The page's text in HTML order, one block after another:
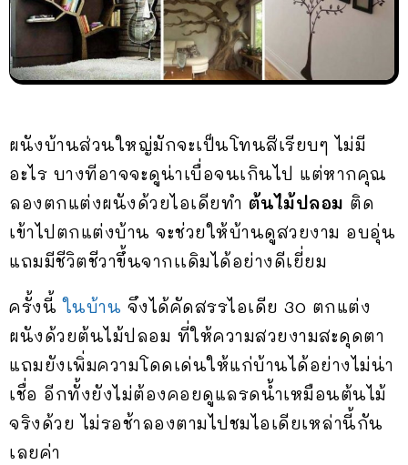
ผนังบ้านส่วนใหญ่มักจะเป็นโทนสีเรียบๆ ไม่มี
อะไร บางทีอาจจะดูน่าเบื่อจนเกินไป แต่หากคุณ
ลองตกแต่งผนังด้วยไอเดียทำ ต้นไม้ปลอม ติด
เข้าไปตกแต่งบ้าน จะช่วยให้บ้านดูสวยงาม อบอุ่น
แถมมีชีวิตชีวาขึ้นจากเเดิมได้อย่างดีเยี่ยม
ครั้งนี้ในบ้าน จึงได้คัดสรรไอเดีย 30 ตกแต่ง
ผนังด้วยต้นไม้ปลอม ที่ให้ความสวยงามสะดุดตา
แถมยังเพิ่มความโดดเด่นให้แก่บ้านได้อย่างไม่น่า
เชื่อ อีกทั้งยังไม่ต้องคอยดูแลรดน้ำเหมือนต้นไม้
จริงด้วย ไม่รอช้าลองตามไปชมไอเดียเหล่านี้กัน
เลยค่า